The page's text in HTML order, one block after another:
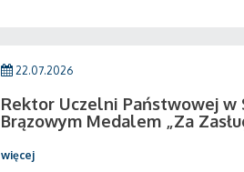
22.07.2026
Rektor Uczelni Państwowej w
Brązowym Medalem „Za
więcej